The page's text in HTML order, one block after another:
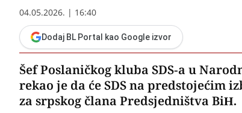
04.05.2026. | 16:40
Dodaj BL Portal kao Google izvor
Šef Poslaničkog kluba SDS-a u
rekao je da će SDS na predstojećim
za srpskog člana Predsjedništva BiH.